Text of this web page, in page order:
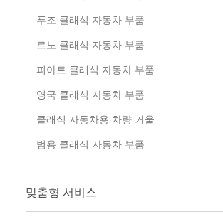
푸조 클래식 자동차 부품
르노 클래식 자동차 부품
피아트 클래식 자동차 부품
영국 클래식 자동차 부품
클래식 자동차용 차량 거울
범용 클래식 자동차 부품
맞춤형 서비스